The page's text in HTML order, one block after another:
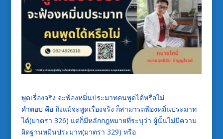
พูดเรื่องจริง จะฟ้องหมิ่นประมาทคนพูดได้หรือไม่
คำตอบ คือ ถึงแม้จะพูดเรื่องจริง ก็สามารถฟ้องหมิ่นประมาท
ได้(มาตรา 326) แต่ก็มีหลักกฎหมายที่ระบุว่า ผู้นั้นไม่มีความ
ผิดฐานหมิ่นประมาท(มาตรา 329) หรือ